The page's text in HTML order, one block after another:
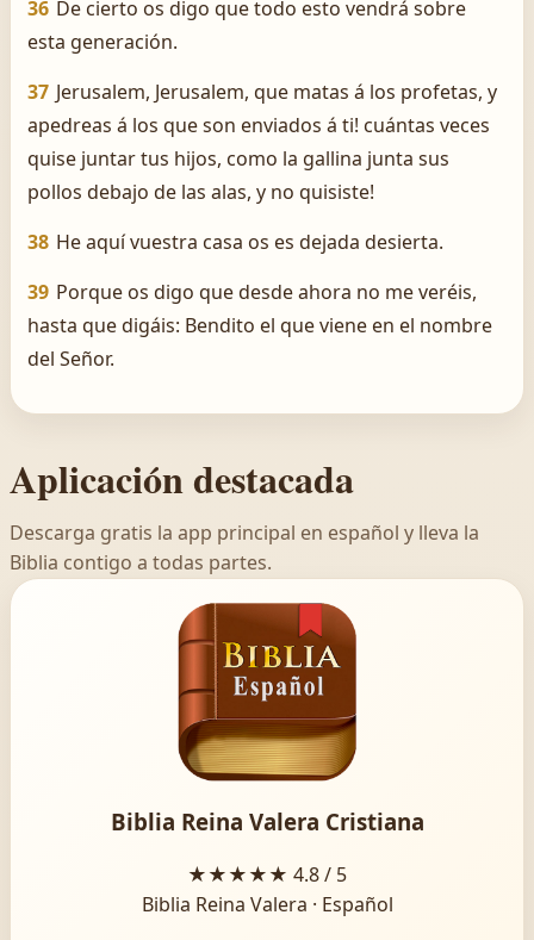
36 De cierto os digo que todo esto vendrá sobre
esta generación.
37 Jerusalem, Jerusalem, que matas á los profetas, y
apedreas á los que son enviados á ti! ­cuántas veces
quise juntar tus hijos, como la gallina junta sus
pollos debajo de las alas, y no quisiste!
38 He aquí vuestra casa os es dejada desierta.
39 Porque os digo que desde ahora no me veréis,
hasta que digáis: Bendito el que viene en el nombre
del Señor.
Aplicación destacada
Descarga gratis la app principal en español y lleva la
Biblia contigo a todas partes.
Biblia Reina Valera Cristiana
★★★★★ 4.8 / 5
Biblia Reina Valera · Español